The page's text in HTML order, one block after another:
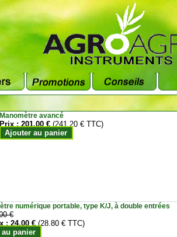
Manomètre avancé
Prix :201.00 € (241.20 € TTC)
Ajouter au panier
numérique portable, type K/J, à double entrées
€
:24.00 € (28.80 € TTC)
panier